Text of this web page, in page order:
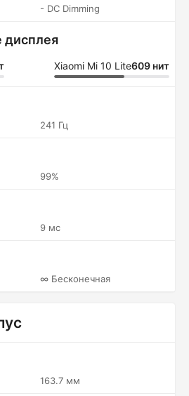
- DC Dimming
дисплея
Xiaomi Mi 10 Lite609 нит
241 Гц
99%
9 мс
∞ Бесконечная
163.7 мм